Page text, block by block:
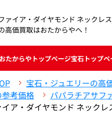
ァイア・ダイヤモンド ネックレ
高価買取はおたからやへ！
おたからやトップページ宝石トップペ
宝石・ジュエリーの高
考価格
パパラチアサフ
ア・ダイヤモンド ネック